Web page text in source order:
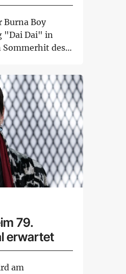
Burna Boy
"Dai Dai" in
des
79.
erwartet
am